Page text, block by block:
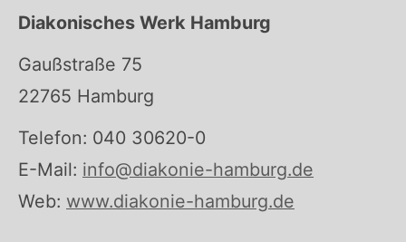
Diakonisches Werk Hamburg
Gaußstraße 75
22765 Hamburg
Telefon: 040 30620-0
E-Mail: info@diakonie-hamburg.de
Web: www.diakonie-hamburg.de